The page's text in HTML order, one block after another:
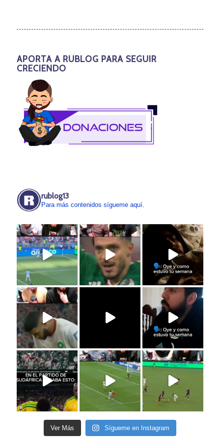
APORTA A RUBLOG PARA SEGUIR
CRECIENDO
rublog13
Para más contenidos sígueme aquí.
Ver Más Sígueme en Instagram